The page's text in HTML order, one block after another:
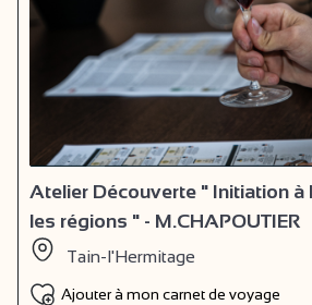
Atelier Découverte " Initiation à
les régions " - M.CHAPOUTIER
Tain-l'Hermitage
Ajouter à mon carnet de voyage